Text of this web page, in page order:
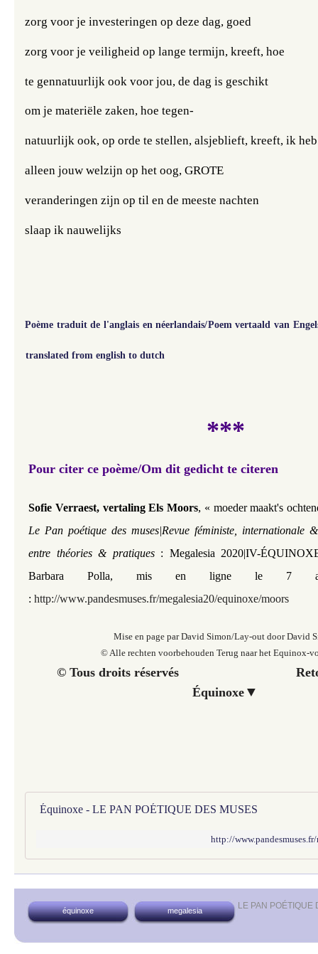
zorg voor je investeringen op deze dag, goed
zorg voor je veiligheid op lange termijn, kreeft, hoe
te gennatuurlijk ook voor jou, de dag is geschikt
om je materiële zaken, hoe tegen-
natuurlijk ook, op orde te stellen, alsjeblieft, kreeft, ik
alleen jouw welzijn op het oog, GROTE
veranderingen zijn op til en de meeste nachten
slaap ik nauwelijks
Poème traduit de l'anglais en néerlandais/Poem vertaald van
translated from english to dutch
***
Pour citer ce poème/Om dit gedicht te citeren
Sofie Verraest, vertaling Els Moors, « moeder maakt's
Le Pan poétique des muses|Revue féministe, internationale
entre théories & pratiques: Megalesia 2020|IV-
Barbara Polla, mis en ligne le 7
: http://www.pandesmuses.fr/megalesia20/equinoxe/moors
Mise en page par David Simon/Lay-out door David
© Alle rechten voorbehouden Terug naar het Equinox-
© Tous droits réservés Retour
Équinoxe ▼
Équinoxe - LE PAN POÉTIQUE DES MUSES
http://
LE PAN POÉTIQUE
équinoxe megalesia